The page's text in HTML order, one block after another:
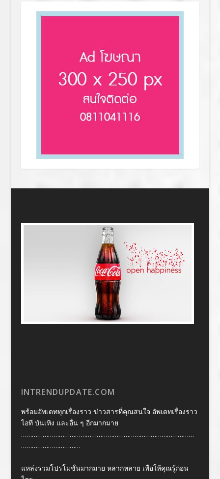
INTRENDUPDATE.COM
พร้อมอัพเดททุกเรื่องราว ข่าวสารที่คุณสนใจ อัพเดทเรื่องราว
ไอที บันเทิง และอื่น ๆ อีกมากมาย
……………………………………………………………………………………
……………………………
แหล่งรวมโปรโมชั่นมากมาย หลากหลาย เพื่อให้คุณรู้ก่อน